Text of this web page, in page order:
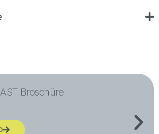
Broschüre